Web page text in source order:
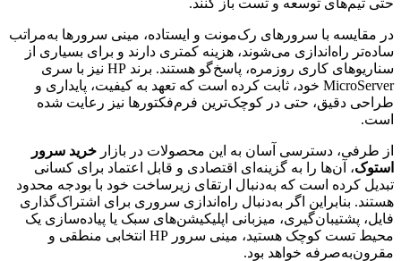
در مقایسه با سرورهای رک‌مونت و ایستاده، مینی سرورها به‌مراتب
ساده‌تر راه‌اندازی می‌شوند، هزینه کمتری دارند و برای بسیاری از
سناریوهای کاری روزمره، پاسخ‌گو هستند. برند HP نیز با سری
MicroServer خود، ثابت کرده است که تعهد به کیفیت، پایداری و
طراحی دقیق، حتی در کوچک‌ترین فرم‌فکتور‌ها نیز رعایت شده
است.
از طرفی، دسترسی آسان به این محصولات در بازار خرید سرور
استوک، آن‌ها را به گزینه‌ای اقتصادی و قابل اعتماد برای کسانی
تبدیل کرده است که به‌دنبال ارتقای زیرساخت خود با بودجه محدود
هستند. بنابراین اگر به‌دنبال راه‌اندازی سروری برای اشتراک‌گذاری
فایل، پشتیبان‌گیری، میزبانی اپلیکیشن‌های سبک یا پیاده‌سازی یک
محیط تست کوچک هستید، مینی سرور HP انتخابی منطقی و
مقرون‌به‌صرفه خواهد بود.